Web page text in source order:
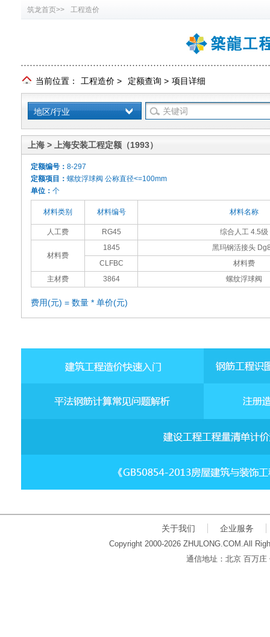
筑龙首页>> 工程造价
当前位置： 工程造价 > 定额查询 > 项目详细
地区/行业
上海 > 上海安装工程定额（1993）
定额编号： 8-297
定额项目： 螺纹浮球阀 公称直径<=100mm
单位： 个
材料类别 材料编号 材料名称
人工费 RG45 综合人工 4.5级
材料费
1845
黑玛钢活接头
CLFBC
材料费
主材费
3864 螺纹浮球阀
费用(元) = 数量 * 单价(元)
关于我们 企业服务
Copyright 2000-2026 ZHULONG.COM.All
通信地址：北京 百万